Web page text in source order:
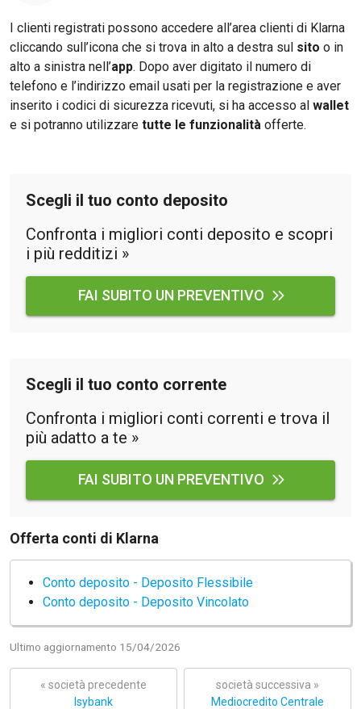
I clienti registrati possono accedere all’area clienti di Klarna
cliccando sull’icona che si trova in alto a destra sul sito o in
alto a sinistra nell’app. Dopo aver digitato il numero di
telefono e l’indirizzo email usati per la registrazione e aver
inserito i codici di sicurezza ricevuti, si ha accesso al wallet
e si potranno utilizzare tutte le funzionalità offerte.
Scegli il tuo conto deposito
Confronta i migliori conti deposito e scopri
i più redditizi »
FAI SUBITO UN PREVENTIVO
Scegli il tuo conto corrente
Confronta i migliori conti correnti e trova il
più adatto a te »
FAI SUBITO UN PREVENTIVO
Offerta conti di Klarna
Conto deposito - Deposito Flessibile
Conto deposito - Deposito Vincolato
Ultimo aggiornamento 15/04/2026
« società precedente
Isybank
società successiva »
Mediocredito Centrale